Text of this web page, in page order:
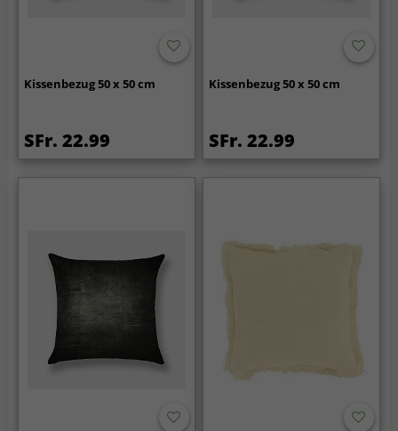
Kissenbezug 50 x 50 cm
SFr. 22.99
Kissenbezug 50 x 50 cm
SFr. 22.99